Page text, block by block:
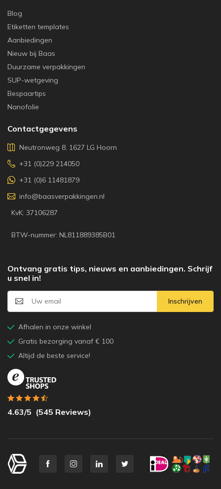
Blog
Etiketten templates
Aanbiedingen
Nieuw bij Baas
Duurzame verpakkingen
SUP-wetgeving
Bespaartips
Nanofolie
Contactgegevens
Neutronweg 8, 1627 LG Hoorn
+31 (0)229 214050
+31 (0)6 11481879
info@baasverpakkingen.nl
KvK: 37106287
BTW-nummer: NL811889385B01
Ontvang gratis tips, nieuws en aanbiedingen. Schrijf
u snel in!
Inschrijven
Afhalen in onze winkel
Gratis bezorging vanaf € 100
Altijd de beste service!
4.63/5 (545 Reviews)